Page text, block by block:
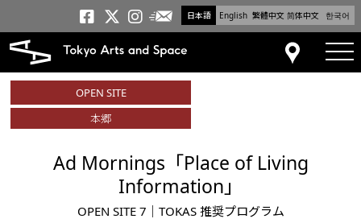
日本語 English 繁體中文 简体中文 한국어
トーキョーアーツアンド
トーキョーアーツアンド
トーキョーアーツア
メールニュース
アクセス
OPEN SITE
本郷
Ad Mornings「Place of Living
Information」
OPEN SITE 7｜TOKAS 推奨プログラム